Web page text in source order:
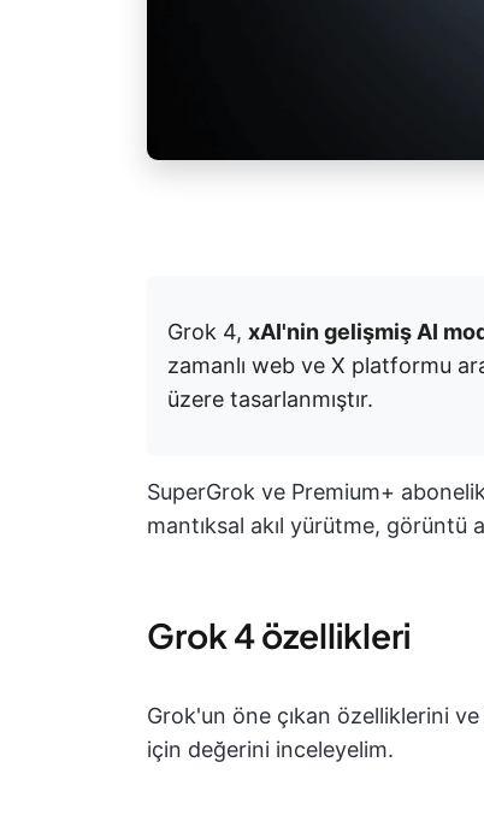
Grok 4, xAI'nin gelişmiş AI
zamanlı web ve X platformu
üzere tasarlanmıştır.
SuperGrok ve Premium+
mantıksal akıl yürütme, görüntü
Grok 4 özellikleri
Grok'un öne çıkan özelliklerini
için değerini inceleyelim.